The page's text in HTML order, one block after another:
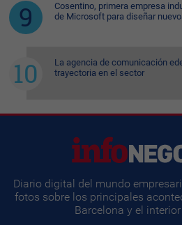
Cosentino, primera empresa
de Microsoft para diseñar
La agencia de comunicación
trayectoria en el sector
Diario digital del mundo
fotos sobre los principales
Barcelona y el